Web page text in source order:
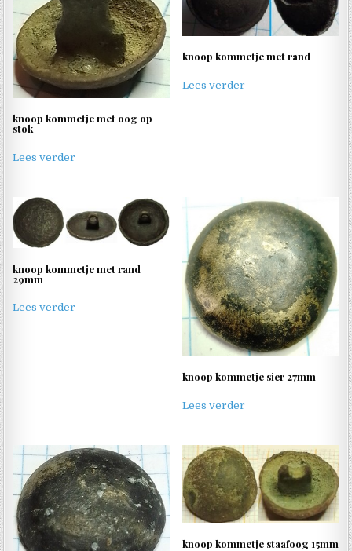
knoop kommetje met oog op
stok
Lees verder
knoop kommetje met rand
Lees verder
knoop kommetje met rand
29mm
Lees verder
knoop kommetje sier 27mm
Lees verder
knoop kommetje staafoog 15mm